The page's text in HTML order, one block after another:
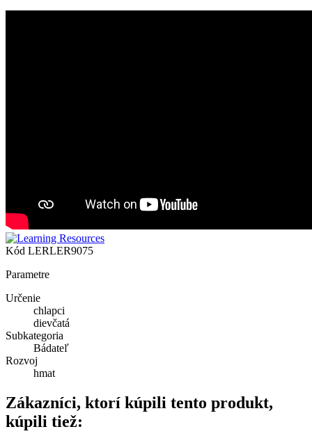
Kód LERLER9075
Parametre
Určenie
chlapci
dievčatá
Subkategoria
Bádateľ
Rozvoj
hmat
Zákazníci, ktorí kúpili tento produkt,
kúpili tiež: